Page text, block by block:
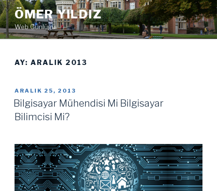
İçeriğe
geç ÖMER YILDIZ
Web Günlüğü
AY: ARALIK 2013
YAYIM
TARIHI
ARALIK 25, 2013
Bilgisayar Mühendisi Mi Bilgisayar
Bilimcisi Mi?